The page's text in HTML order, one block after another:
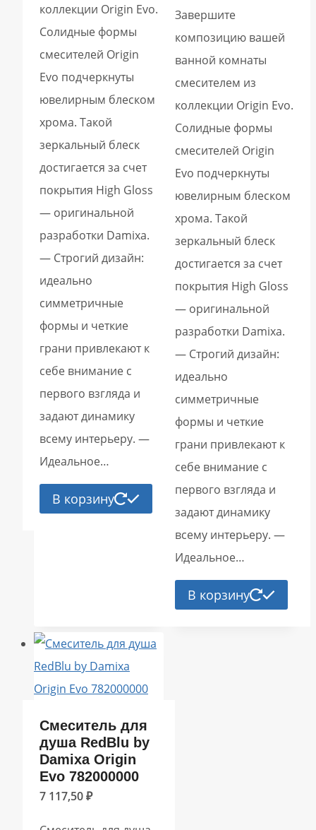
коллекции Origin Evo.
Солидные формы
смесителей Origin
Evo подчеркнуты
ювелирным блеском
хрома. Такой
зеркальный блеск
достигается за счет
покрытия High Gloss
— оригинальной
разработки Damixa.
— Строгий дизайн:
идеально
симметричные
формы и четкие
грани привлекают к
себе внимание с
первого взгляда и
задают динамику
всему интерьеру. —
Идеальное…
В корзину
Завершите
композицию вашей
ванной комнаты
смесителем из
коллекции Origin Evo.
Солидные формы
смесителей Origin
Evo подчеркнуты
ювелирным блеском
хрома. Такой
зеркальный блеск
достигается за счет
покрытия High Gloss
— оригинальной
разработки Damixa.
— Строгий дизайн:
идеально
симметричные
формы и четкие
грани привлекают к
себе внимание с
первого взгляда и
задают динамику
всему интерьеру. —
Идеальное…
В корзину
Смеситель для
душа RedBlu by
Damixa Origin
Evo 782000000
7 117,50₽